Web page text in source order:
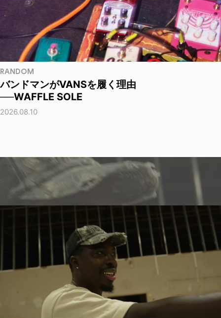
RANDOM
バンドマンがVANSを履く理由
──WAFFLE SOLE
2026.08.10